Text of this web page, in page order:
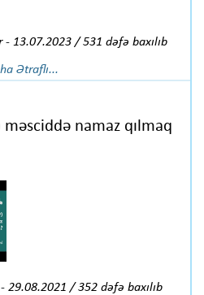
- 13.07.2023 / 531 dəfə baxılıb
Ətraflı...
namaz qılmaq
29.08.2021 / 352 dəfə baxılıb